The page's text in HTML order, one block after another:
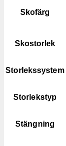
Skofärg
Skostorlek
Storlekssystem
Storlekstyp
Stängning